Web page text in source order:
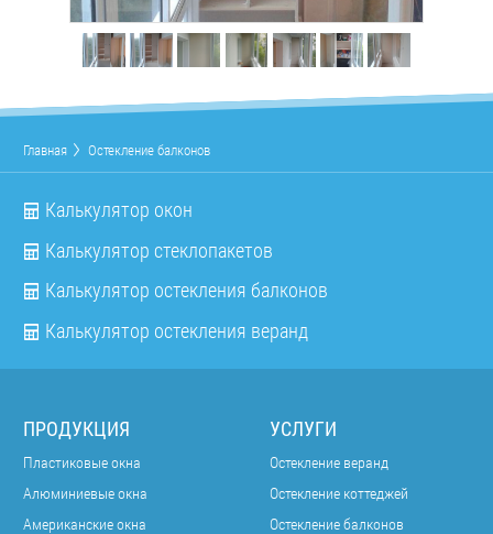
Главная Остекление балконов
Калькулятор окон
Калькулятор стеклопакетов
Калькулятор остекления балконов
Калькулятор остекления веранд
ПРОДУКЦИЯ
Пластиковые окна
Алюминиевые окна
Американские окна
УСЛУГИ
Остекление веранд
Остекление коттеджей
Остекление балконов